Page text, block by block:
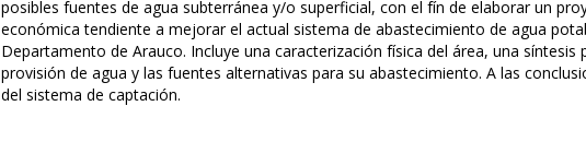
posibles fuentes de agua subterránea y/o superficial, con el fín de elaborar un
económica tendiente a mejorar el actual sistema de abastecimiento de agua
Departamento de Arauco. Incluye una caracterización física del área, una síntesis
provisión de agua y las fuentes alternativas para su abastecimiento. A las
del sistema de captación.